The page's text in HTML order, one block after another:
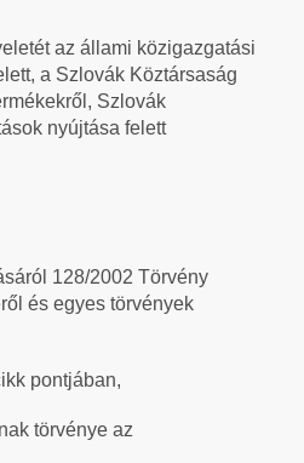
az állami közigazgatási
a Szlovák Köztársaság
Szlovák
nyújtása felett
128/2002 Törvény
és egyes törvények
pontjában,
törvénye az